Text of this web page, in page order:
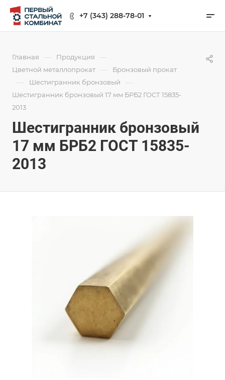
+7 (343) 288-78-01
Главная — Продукция —
Цветной металлопрокат — Бронзовый прокат
— Шестигранник бронзовый —
Шестигранник бронзовый 17 мм БРБ2 ГОСТ 15835-
2013
Шестигранник бронзовый
17 мм БРБ2 ГОСТ 15835-
2013